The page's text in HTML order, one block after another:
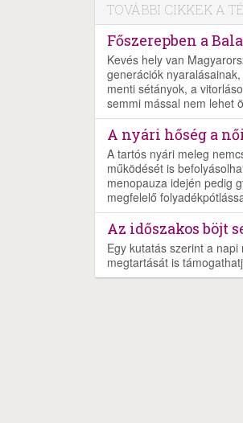
TOVÁBBI CIKKEK A
Főszerepben a
Kevés hely van
generációk
menti sétányok, a
semmi mással nem lehet
A nyári hőség a
A tartós nyári meleg
működését is
menopauza idején pedig
megfelelő
Az időszakos böjt
Egy kutatás szerint a
megtartását is